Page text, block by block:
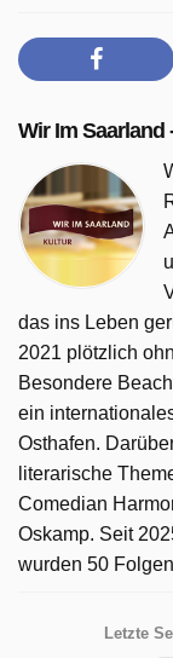
Wir Im Saarland
das ins Leben
2021 plötzlich
Besondere
ein
Osthafen.
literarische
Comedian
Oskamp. Seit
wurden 50
Letzte